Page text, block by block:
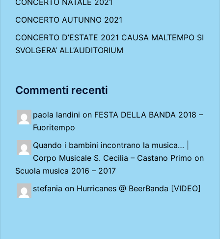
CONCERTO NATALE 2021
CONCERTO AUTUNNO 2021
CONCERTO D’ESTATE 2021 CAUSA MALTEMPO SI
SVOLGERA’ ALL’AUDITORIUM
Commenti recenti
paola landini on FESTA DELLA BANDA 2018 –
Fuoritempo
Quando i bambini incontrano la musica… |
Corpo Musicale S. Cecilia – Castano Primo on
Scuola musica 2016 – 2017
stefania on Hurricanes @ BeerBanda [VIDEO]